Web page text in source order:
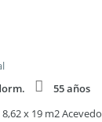
55 años
x 19 m2 Acevedo